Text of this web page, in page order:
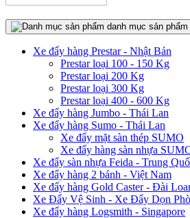
danh mục sản phẩm
Xe đẩy hàng Prestar - Nhật Bản
Prestar loại 100 - 150 Kg
Prestar loại 200 Kg
Prestar loại 300 Kg
Prestar loại 400 - 600 Kg
Xe đẩy hàng Jumbo - Thái Lan
Xe đẩy hàng Sumo - Thái Lan
Xe đẩy mặt sàn thép SUMO
Xe đẩy hàng sàn nhựa
Xe đẩy sàn nhựa Feida - Trung
Xe đẩy hàng 2 bánh - Việt Nam
Xe đẩy hàng Gold Caster - Đài
Xe Đẩy Vệ Sinh - Xe Đẩy Dọn
Xe đẩy hàng Logsmith - Singapore